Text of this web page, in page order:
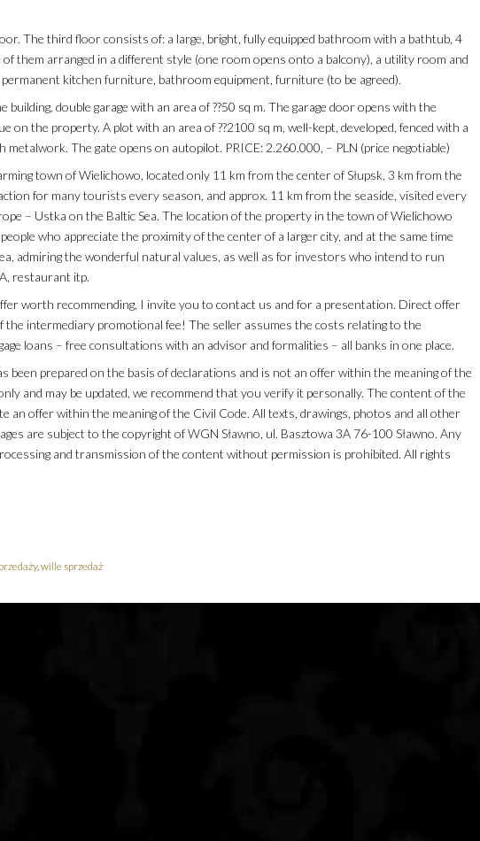
The third floor consists of: a large, bright, fully equipped bathroom with a bathtub, 4
them arranged in a different style (one room opens onto a balcony), a utility room and
kitchen furniture, bathroom equipment, furniture (to be agreed).
building, double garage with an area of ??50 sq m. The garage door opens with the
on the property. A plot with an area of ??2100 sq m, well-kept, developed, fenced with a
metalwork. The gate opens on autopilot. PRICE: 2.260.000, – PLN (price negotiable)
town of Wielichowo, located only 11 km from the center of Słupsk, 3 km from the
for many tourists every season, and approx. 11 km from the seaside, visited every
– Ustka on the Baltic Sea. The location of the property in the town of Wielichowo
who appreciate the proximity of the center of a larger city, and at the same time
admiring the wonderful natural values, as well as for investors who intend to run
restaurant itp.
worth recommending, I invite you to contact us and for a presentation. Direct offer
intermediary promotional fee! The seller assumes the costs relating to the
loans – free consultations with an advisor and formalities – all banks in one place.
been prepared on the basis of declarations and is not an offer within the meaning of the
and may be updated, we recommend that you verify it personally. The content of the
an offer within the meaning of the Civil Code. All texts, drawings, photos and all other
are subject to the copyright of WGN Sławno, ul. Basztowa 3A 76-100 Sławno. Any
and transmission of the content without permission is prohibited. All rights
,wille sprzedaż